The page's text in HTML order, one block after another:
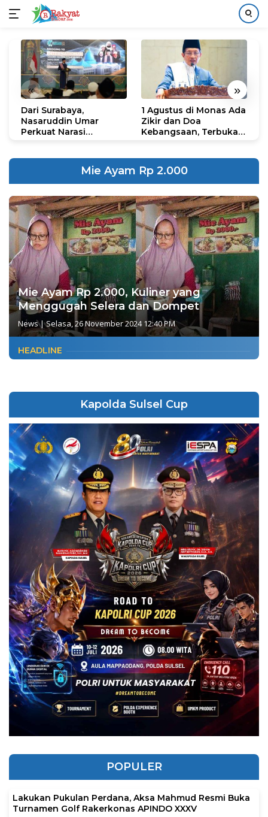
konten
« »
Dari Surabaya,
Nasaruddin Umar
Perkuat Narasi
1 Agustus di Monas Ada
Zikir dan Doa
Kebangsaan, Terbuka
Mie Ayam Rp 2.000
Mie Ayam Rp 2.000, Kuliner yang
Menggugah Selera dan Dompet
News|Selasa, 26 November 2024 12:40 PM
HEADLINE
Kapolda Sulsel Cup
POPULER
Lakukan Pukulan Perdana, Aksa Mahmud Resmi Buka
Turnamen Golf Rakerkonas APINDO XXXV